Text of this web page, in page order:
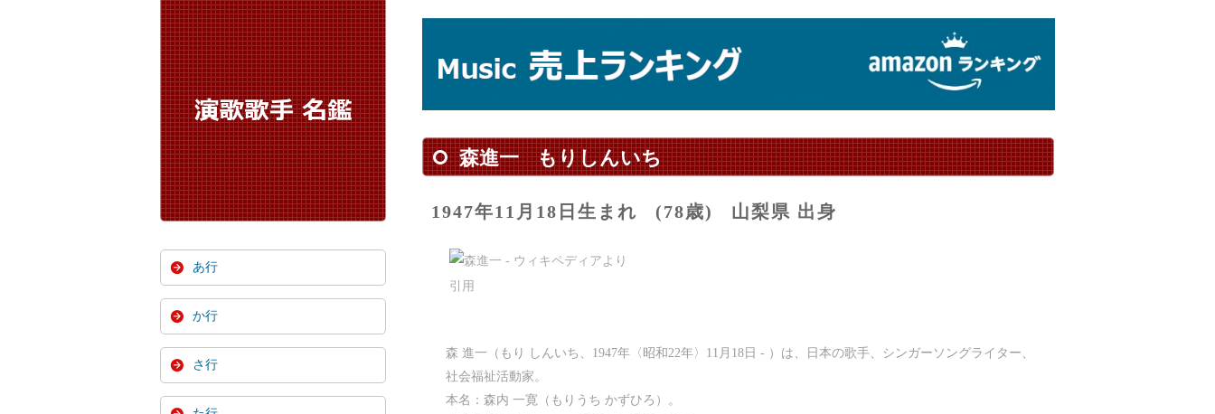
森進一 もりしんいち
1947年11月18日生まれ (78歳) 山梨県 出身
森 進一（もり しんいち、1947年〈昭和22年〉11月18日 - ）は、日本の歌手、シンガーソングライター、
社会福祉活動家。
本名：森内 一寛（もりうち かずひろ）。
あ行
か行
さ行